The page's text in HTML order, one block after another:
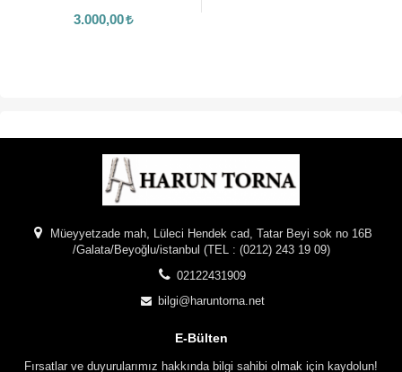
Müeyyetzade mah, Lüleci Hendek cad, Tatar Beyi sok no 16B
/Galata/Beyoğlu/istanbul (TEL : (0212) 243 19 09)
02122431909
bilgi@haruntorna.net
E-Bülten
Fırsatlar ve duyurularımız hakkında bilgi sahibi olmak için kaydolun!